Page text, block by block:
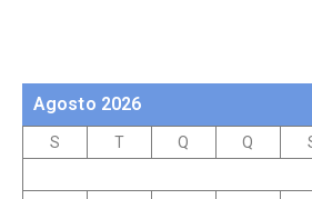
Agosto 2026
S T Q Q